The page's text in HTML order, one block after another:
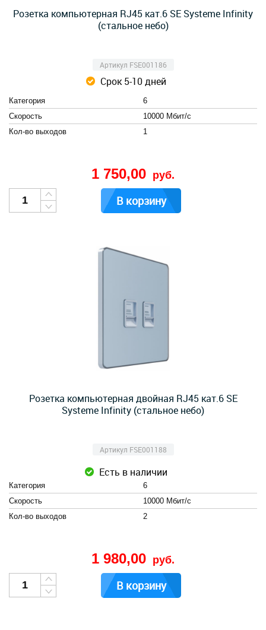
Розетка компьютерная RJ45 кат.6 SE Systeme Infinity
(стальное небо)
Артикул FSE001186
Срок 5-10 дней
Категория
6
Скорость
10000 Мбит/с
Кол-во выходов
1
1 750,00 руб.
В корзину
Розетка компьютерная двойная RJ45 кат.6 SE
Systeme Infinity (стальное небо)
Артикул FSE001188
Есть в наличии
Категория
6
Скорость
10000 Мбит/с
Кол-во выходов
2
1 980,00 руб.
В корзину